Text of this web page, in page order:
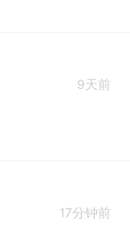
9天前
17分钟前